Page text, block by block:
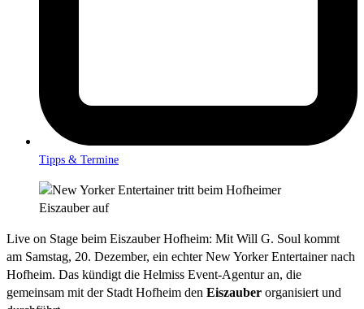
Tipps & Termine
Live on Stage beim Eiszauber Hofheim: Mit Will G. Soul kommt
am Samstag, 20. Dezember, ein echter New Yorker Entertainer nach
Hofheim. Das kündigt die Helmiss Event-Agentur an, die
gemeinsam mit der Stadt Hofheim den Eiszauber organisiert und